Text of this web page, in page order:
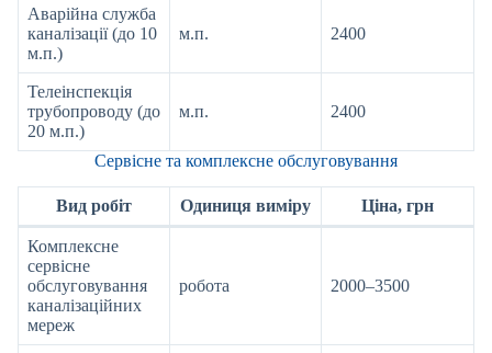
Аварійна служба
каналізації (до 10
м.п.)
м.п. 2400
Телеінспекція
трубопроводу (до
20 м.п.)
м.п. 2400
Сервісне та комплексне обслуговування
Вид робіт Одиниця виміру Ціна, грн
Комплексне
сервісне
обслуговування
каналізаційних
мереж
робота 2000–3500